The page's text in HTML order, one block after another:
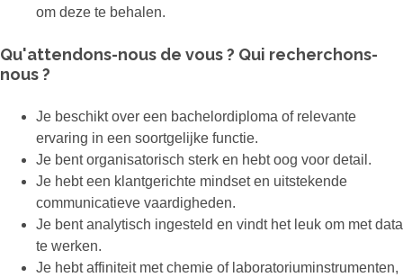
om deze te behalen.
Qu'attendons-nous de vous ? Qui recherchons-
nous ?
Je beschikt over een bachelordiploma of relevante
ervaring in een soortgelijke functie.
Je bent organisatorisch sterk en hebt oog voor detail.
Je hebt een klantgerichte mindset en uitstekende
communicatieve vaardigheden.
Je bent analytisch ingesteld en vindt het leuk om met data
te werken.
Je hebt affiniteit met chemie of laboratoriuminstrumenten,